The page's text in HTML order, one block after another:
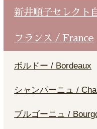
新井順子セレクト
フランス / France
ボルドー / Bordeaux
シャンパーニュ /
ブルゴーニュ /